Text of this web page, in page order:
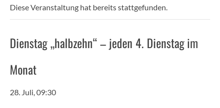
Diese Veranstaltung hat bereits stattgefunden.
Dienstag „halbzehn“ – jeden 4. Dienstag im
Monat
28. Juli, 09:30